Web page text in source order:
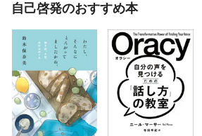
自己啓発のおすすめ本